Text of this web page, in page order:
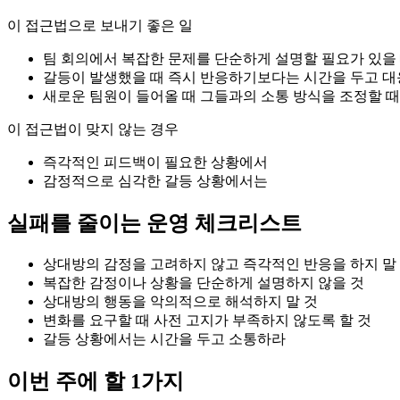
이 접근법으로 보내기 좋은 일
팀 회의에서 복잡한 문제를 단순하게 설명할 필요가 있을
갈등이 발생했을 때 즉시 반응하기보다는 시간을 두고 대
새로운 팀원이 들어올 때 그들과의 소통 방식을 조정할 때
이 접근법이 맞지 않는 경우
즉각적인 피드백이 필요한 상황에서
감정적으로 심각한 갈등 상황에서는
실패를 줄이는 운영 체크리스트
상대방의 감정을 고려하지 않고 즉각적인 반응을 하지 말
복잡한 감정이나 상황을 단순하게 설명하지 않을 것
상대방의 행동을 악의적으로 해석하지 말 것
변화를 요구할 때 사전 고지가 부족하지 않도록 할 것
갈등 상황에서는 시간을 두고 소통하라
이번 주에 할 1가지